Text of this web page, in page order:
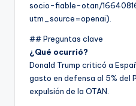
socio-fiable-otan/
utm_source=openai).
## Preguntas clave
¿Qué ocurrió?
Donald Trump criticó a
gasto en defensa al 5% del
expulsión de la OTAN.